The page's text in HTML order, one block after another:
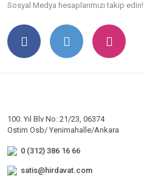
Sosyal Medya hesaplarımızı takip edin!
100. Yıl Blv No: 21/23, 06374
Ostim Osb/ Yenimahalle/Ankara
0 (312) 386 16 66
satis@hirdavat.com